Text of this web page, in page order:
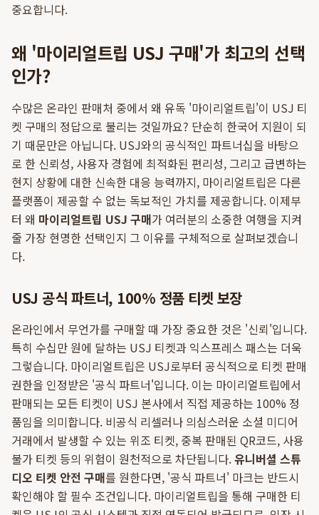
중요합니다.
왜 '마이리얼트립 USJ 구매'가 최고의 선택
인가?
수많은 온라인 판매처 중에서 왜 유독 '마이리얼트립'이 USJ 티
켓 구매의 정답으로 불리는 것일까요? 단순히 한국어 지원이 되
기 때문만은 아닙니다. USJ와의 공식적인 파트너십을 바탕으
로 한 신뢰성, 사용자 경험에 최적화된 편리성, 그리고 급변하는
현지 상황에 대한 신속한 대응 능력까지, 마이리얼트립은 다른
플랫폼이 제공할 수 없는 독보적인 가치를 제공합니다. 이제부
터 왜 마이리얼트립 USJ 구매가 여러분의 소중한 여행을 지켜
줄 가장 현명한 선택인지 그 이유를 구체적으로 살펴보겠습니
다.
USJ 공식 파트너, 100% 정품 티켓 보장
온라인에서 무언가를 구매할 때 가장 중요한 것은 '신뢰'입니다.
특히 수십만 원에 달하는 USJ 티켓과 익스프레스 패스는 더욱
그렇습니다. 마이리얼트립은 USJ로부터 공식적으로 티켓 판매
권한을 인정받은 '공식 파트너'입니다. 이는 마이리얼트립에서
판매되는 모든 티켓이 USJ 본사에서 직접 제공하는 100% 정
품임을 의미합니다. 비공식 리셀러나 의심스러운 소셜 미디어
거래에서 발생할 수 있는 위조 티켓, 중복 판매된 QR코드, 사용
불가 티켓 등의 위험이 원천적으로 차단됩니다.유니버셜 스튜
디오 티켓 안전 구매를 원한다면, '공식 파트너' 마크는 반드시
확인해야 할 필수 조건입니다. 마이리얼트립을 통해 구매한 티